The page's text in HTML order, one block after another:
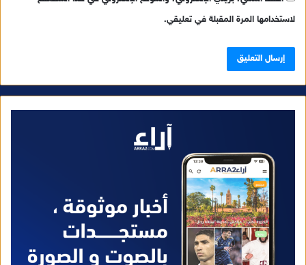
لاستخدامها المرة المقبلة في تعليقي.